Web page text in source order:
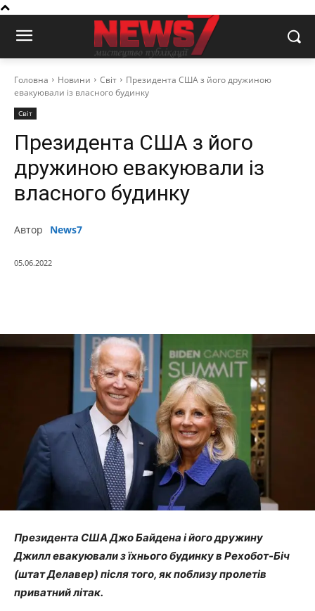
Головна Новини Світ
Президента США з його дружиною
евакуювали із власного будинку
Світ
Президента США з його
дружиною евакуювали із
власного будинку
Автор News7
05.06.2022
Президента США Джо Байдена і його дружину
Джилл евакуювали з їхнього будинку в Рехобот-Біч
(штат Делавер) після того, як поблизу пролетів
приватний літак.